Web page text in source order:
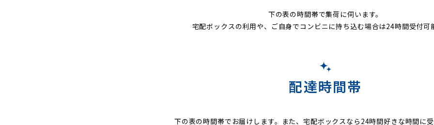
下の表の時間帯で集荷に伺います。
宅配ボックスの利用や、ご自身でコンビニに持ち込む場合は24時間受付可
配達時間帯
下の表の時間帯でお届けします。また、宅配ボックスなら24時間好きな時間に